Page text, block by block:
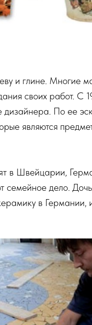
и глине. Многие
своих работ. С
дизайнера. По ее
являются
в Швейцарии,
семейное дело.
в